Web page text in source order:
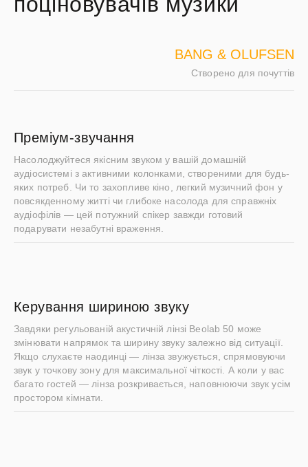
BANG & OLUFSEN
Створено для почуттів
Преміум-звучання
Насолоджуйтеся якісним звуком у вашій домашній
аудіосистемі з активними колонками, створеними для будь-
яких потреб. Чи то захопливе кіно, легкий музичний фон у
повсякденному житті чи глибоке насолода для справжніх
аудіофілів — цей потужний спікер завжди готовий
подарувати незабутні враження.
Керування шириною звуку
Завдяки регульованій акустичній лінзі Beolab 50 може
змінювати напрямок та ширину звуку залежно від ситуації.
Якщо слухаєте наодинці — лінза звужується, спрямовуючи
звук у точкову зону для максимальної чіткості. А коли у вас
багато гостей — лінза розкривається, наповнюючи звук усім
простором кімнати.